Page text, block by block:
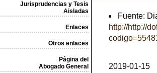
Jurisprudencias y Tesis
Aisladas
Enlaces
Otros enlaces
Página del
Abogado General
Fuente:
http://http://
2019-01-15